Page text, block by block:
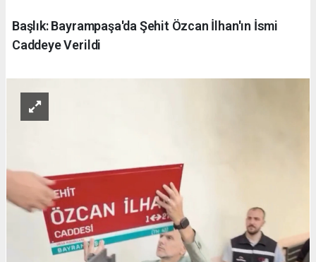
Başlık: Bayrampaşa'da Şehit Özcan İlhan'ın İsmi
Caddeye Verildi